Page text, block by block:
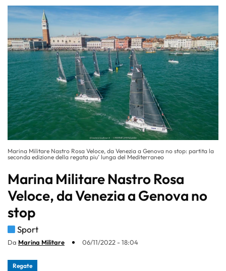
Marina Militare Nastro Rosa Veloce, da Venezia a Genova no stop: partita la
seconda edizione della regata piu’ lunga del Mediterraneo
Marina Militare Nastro Rosa
Veloce, da Venezia a Genova no
stop
Sport
Da Marina Militare 06/11/2022 - 18:04
Regate